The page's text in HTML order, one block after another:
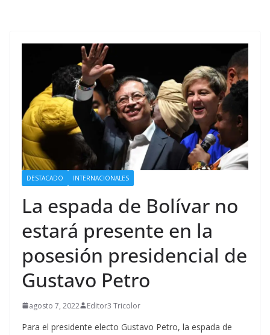
DESTACADO INTERNACIONALES
La espada de Bolívar no
estará presente en la
posesión presidencial de
Gustavo Petro
agosto 7, 2022 Editor3 Tricolor
Para el presidente electo Gustavo Petro, la espada de